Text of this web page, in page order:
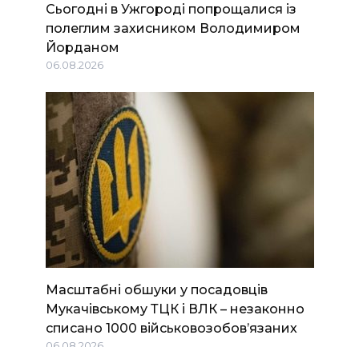
Сьогодні в Ужгороді попрощалися із
полеглим захисником Володимиром
Йорданом
06.08.2026
Масштабні обшуки у посадовців
Мукачівському ТЦК і ВЛК – незаконно
списано 1000 військовозобов’язаних